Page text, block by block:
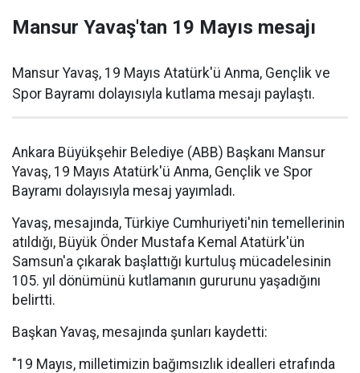
Mansur Yavaş'tan 19 Mayıs mesajı
Mansur Yavaş, 19 Mayıs Atatürk'ü Anma, Gençlik ve
Spor Bayramı dolayısıyla kutlama mesajı paylaştı.
Ankara Büyükşehir Belediye (ABB) Başkanı Mansur
Yavaş, 19 Mayıs Atatürk'ü Anma, Gençlik ve Spor
Bayramı dolayısıyla mesaj yayımladı.
Yavaş, mesajında, Türkiye Cumhuriyeti'nin temellerinin
atıldığı, Büyük Önder Mustafa Kemal Atatürk'ün
Samsun'a çıkarak başlattığı kurtuluş mücadelesinin
105. yıl dönümünü kutlamanın gururunu yaşadığını
belirtti.
Başkan Yavaş, mesajında şunları kaydetti:
"19 Mayıs, milletimizin bağımsızlık idealleri etrafında